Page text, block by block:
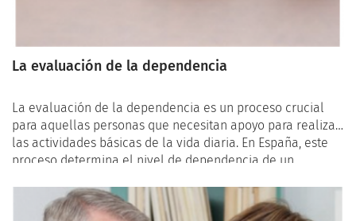
La evaluación de la dependencia
La evaluación de la dependencia es un proceso crucial
para aquellas personas que necesitan apoyo para realizar
las actividades básicas de la vida diaria. En España, este
proceso determina el nivel de dependencia de un
que tiene derecho. A continuación, explicaremos paso a
paso cómo acceder a la evaluación de la dependencia y